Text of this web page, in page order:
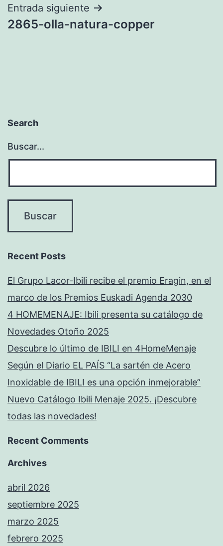
entradas
Entrada siguiente
2865-olla-natura-copper
Search
Buscar...
Recent Posts
El Grupo Lacor-Ibili recibe el premio Eragin, en el
marco de los Premios Euskadi Agenda 2030
4 HOMEMENAJE: Ibili presenta su catálogo de
Novedades Otoño 2025
Descubre lo último de IBILI en 4HomeMenaje
Según el Diario EL PAÍS “La sartén de Acero
Inoxidable de IBILI es una opción inmejorable”
Nuevo Catálogo Ibili Menaje 2025. ¡Descubre
todas las novedades!
Recent Comments
Archives
abril 2026
septiembre 2025
marzo 2025
febrero 2025